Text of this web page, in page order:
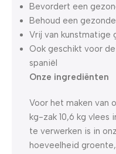
Bevordert een
Behoud een
Vrij van kunstmatige
Ook geschikt voor
spaniël
Onze ingrediënten
Voor het maken van
kg-zak 10,6 kg
te verwerken is in
hoeveelheid